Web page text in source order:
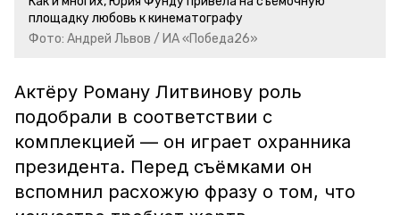
площадку любовь к кинематографу
Фото: Андрей Львов / ИА «Победа26»
Актёру Роману Литвинову роль
подобрали в соответствии с
комплекцией — он играет охранника
президента. Перед съёмками он
вспомнил расхожую фразу о том, что